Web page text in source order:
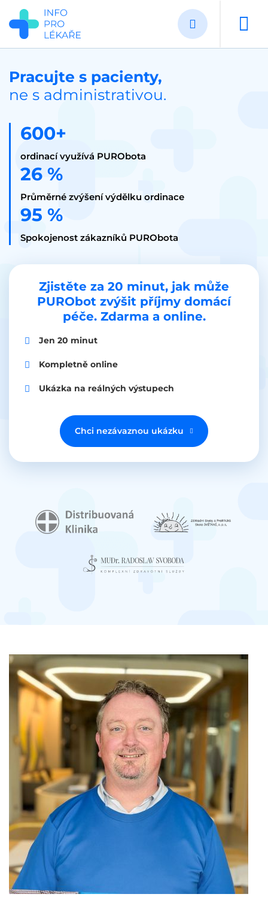
Přejít
hlavnímu
obsahu
Pracujte s pacienty,
ne s administrativou.
600+
ordinací využívá PURObota
26 %
Průměrné zvýšení výdělku ordinace
95 %
Spokojenost zákazníků PURObota
Zjistěte za 20 minut, jak může
PURObot zvýšit příjmy domácí
péče. Zdarma a online.
Jen 20 minut
Kompletně online
Ukázka na reálných výstupech
Chci nezávaznou ukázku